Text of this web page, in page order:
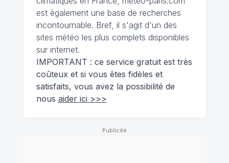
est également une base de recherches
incontournable. Bref, il s'agit d'un des
sites météo les plus complets disponibles
sur internet.
IMPORTANT : ce service gratuit est très
coûteux et si vous êtes fidèles et
satisfaits, vous avez la possibilité de
nous aider ici >>>